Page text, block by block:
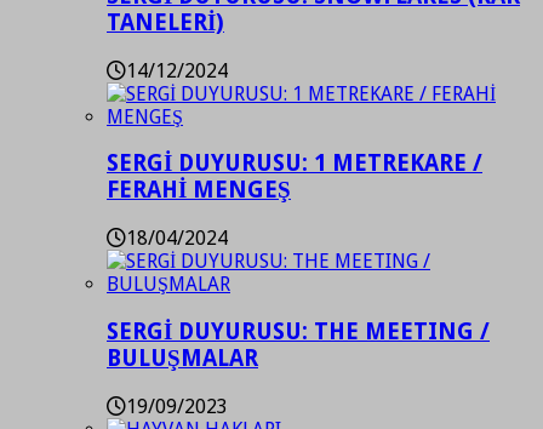
TANELERİ)
14/12/2024
SERGİ DUYURUSU: 1 METREKARE /
FERAHİ MENGEŞ
18/04/2024
SERGİ DUYURUSU: THE MEETING /
BULUŞMALAR
19/09/2023